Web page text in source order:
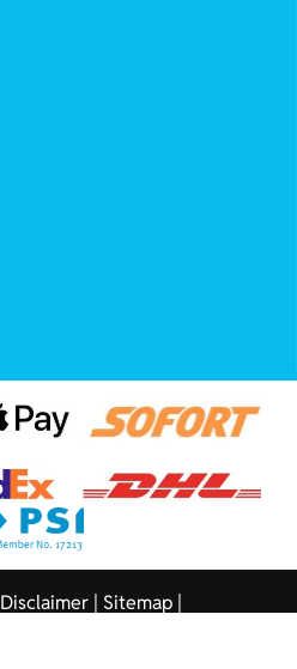
Disclaimer
Sitemap